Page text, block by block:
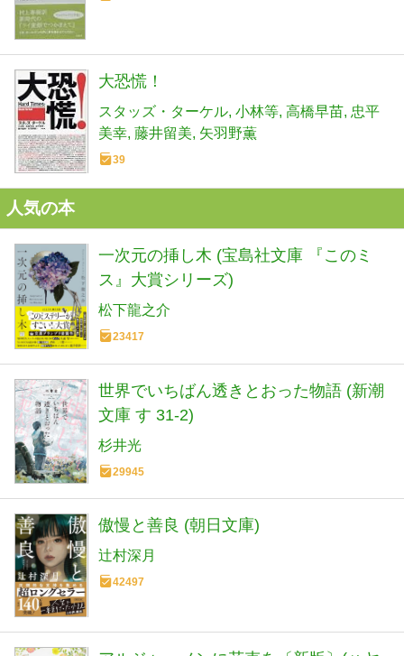
大恐慌！
スタッズ・ターケル 小林等 高橋早苗 忠平
美幸 藤井留美 矢羽野薫
39
人気の本
一次元の挿し木 (宝島社文庫 『このミ
ス』大賞シリーズ)
松下龍之介
23417
世界でいちばん透きとおった物語 (新潮
文庫 す 31-2)
杉井光
29945
傲慢と善良 (朝日文庫)
辻村深月
42497